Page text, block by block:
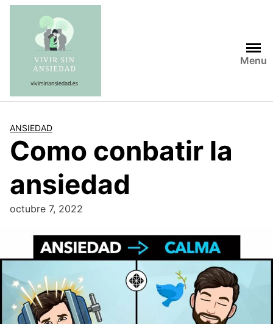
Saltar
contenido
Menu
ANSIEDAD
Como conbatir la
ansiedad
octubre 7, 2022